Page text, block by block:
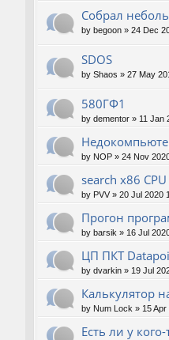
Собрал
by begoon » 24 Dec
SDOS
by Shaos » 27 May
580ГФ1
by dementor » 11 Jan
by NOP » 24 Nov
search x86
by PVV » 20 Jul 2020
Прогон
by barsik » 16 Jul
ЦП ПКТ
by dvarkin » 19 Jul
Калькулятор
by Num Lock » 15
Есть ли у